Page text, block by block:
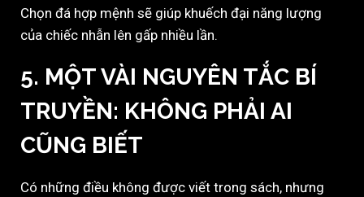
Chọn đá hợp mệnh sẽ giúp khuếch đại năng lượng
của chiếc nhẫn lên gấp nhiều lần.
5. MỘT VÀI NGUYÊN TẮC BÍ
TRUYỀN: KHÔNG PHẢI AI
CŨNG BIẾT
Có những điều không được viết trong sách, nhưng